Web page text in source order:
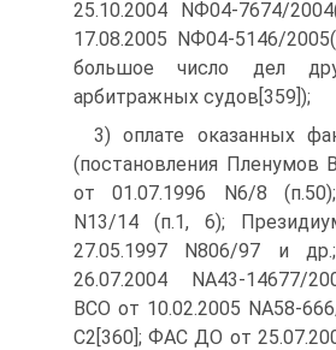
25.10.2004 NФ04-7674/
17.08.2005 NФ04-5146/
большое число дел
арбитражных судов[359]);
3) оплате оказанных
(постановления
от 01.07.1996 N6/8
N13/14 (п.1, 6);
27.05.1997 N806/97 и
26.07.2004 NА43-14677/
ВСО от 10.02.2005 NА58-
С2[360]; ФАС ДО от